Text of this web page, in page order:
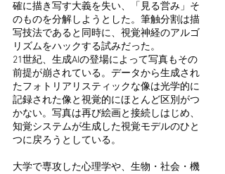
確に描き写す大義を失い、「見る営み」そ
のものを分解しようとした。筆触分割は描
写技法であると同時に、視覚神経のアルゴ
リズムをハックする試みだった。
21世紀、生成AIの登場によって写真もその
前提が崩されている。データから生成され
たフォトリアリスティックな像は光学的に
記録された像と視覚的にほとんど区別がつ
かない。写真は再び絵画と接続しはじめ、
知覚システムが生成した視覚モデルのひと
つに戻ろうとしている。
大学で専攻した心理学や、生物・社会・機